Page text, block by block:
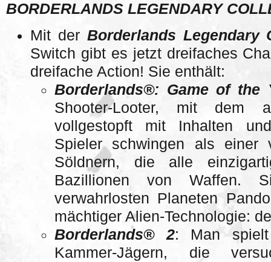
BORDERLANDS LEGENDARY
Mit der Borderlands Legendary
Switch gibt es jetzt dreifaches
dreifache Action! Sie enthält:
Borderlands®: Game of the
Shooter-Looter, mit dem
vollgestopft mit Inhalten
Spieler schwingen als einer
Söldnern, die alle
Bazillionen von Waffen.
verwahrlosten Planeten
mächtiger Alien-Technologie:
Borderlands® 2: Man
Kammer-Jägern, die